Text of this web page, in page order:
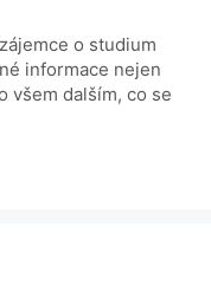
o studium
informace nejen
všem dalším, co se